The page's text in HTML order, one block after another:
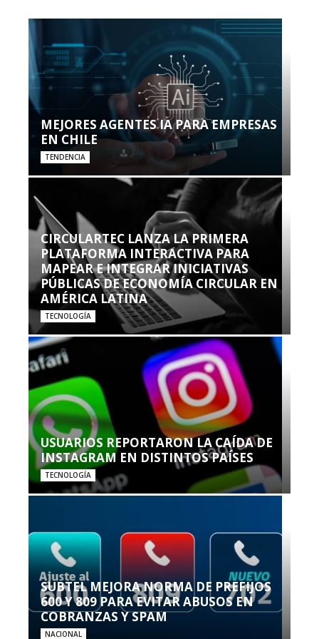
MEJORES AGENTES IA PARA EMPRESAS
EN CHILE
TENDENCIA
CIRCULARTEC LANZA LA PRIMERA
PLATAFORMA INTERACTIVA PARA
MAPEAR E INTEGRAR INICIATIVAS
PÚBLICAS DE ECONOMÍA CIRCULAR EN
AMÉRICA LATINA
TECNOLOGÍA
USUARIOS REPORTARON LA CAÍDA DE
INSTAGRAM EN DISTINTOS PAÍSES
TECNOLOGÍA
SUBTEL MEJORA NORMA DE PREFIJOS
600 Y 809 PARA EVITAR ABUSOS EN
COBRANZAS Y SPAM
NACIONAL